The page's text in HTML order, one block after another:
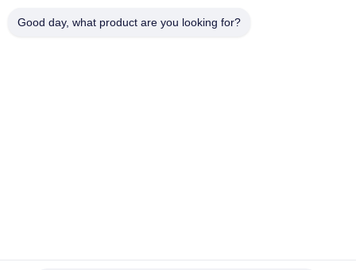
EastRoad, Shunjiang Community Industrial Park, Beijiao
Good day, what product are you looking for?